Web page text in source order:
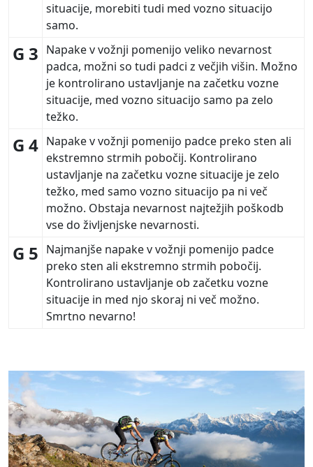
situacije, morebiti tudi med vozno situacijo
samo.
G 3 Napake v vožnji pomenijo veliko nevarnost
padca, možni so tudi padci z večjih višin. Možno
je kontrolirano ustavljanje na začetku vozne
situacije, med vozno situacijo samo pa zelo
težko.
G 4 Napake v vožnji pomenijo padce preko sten ali
ekstremno strmih pobočij. Kontrolirano
ustavljanje na začetku vozne situacije je zelo
težko, med samo vozno situacijo pa ni več
možno. Obstaja nevarnost najtežjih poškodb
vse do življenjske nevarnosti.
G 5 Najmanjše napake v vožnji pomenijo padce
preko sten ali ekstremno strmih pobočij.
Kontrolirano ustavljanje ob začetku vozne
situacije in med njo skoraj ni več možno.
Smrtno nevarno!